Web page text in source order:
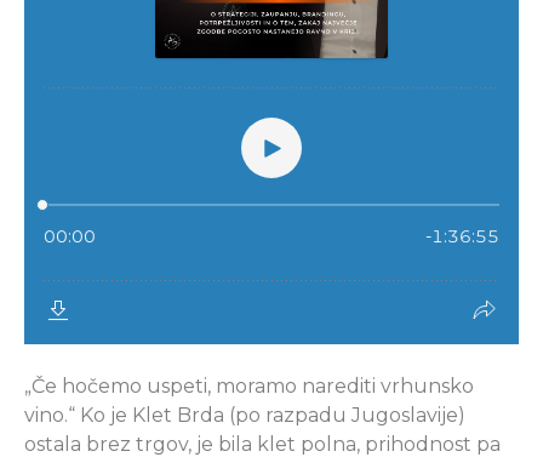
„Če hočemo uspeti, moramo narediti vrhunsko
vino.“ Ko je Klet Brda (po razpadu Jugoslavije)
ostala brez trgov, je bila klet polna, prihodnost pa